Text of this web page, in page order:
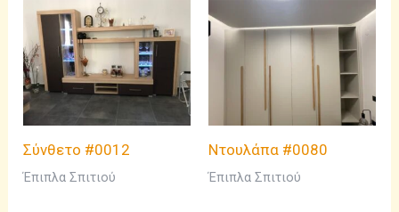
Σύνθετο #0012
Έπιπλα Σπιτιού
Ντουλάπα #0080
Έπιπλα Σπιτιού